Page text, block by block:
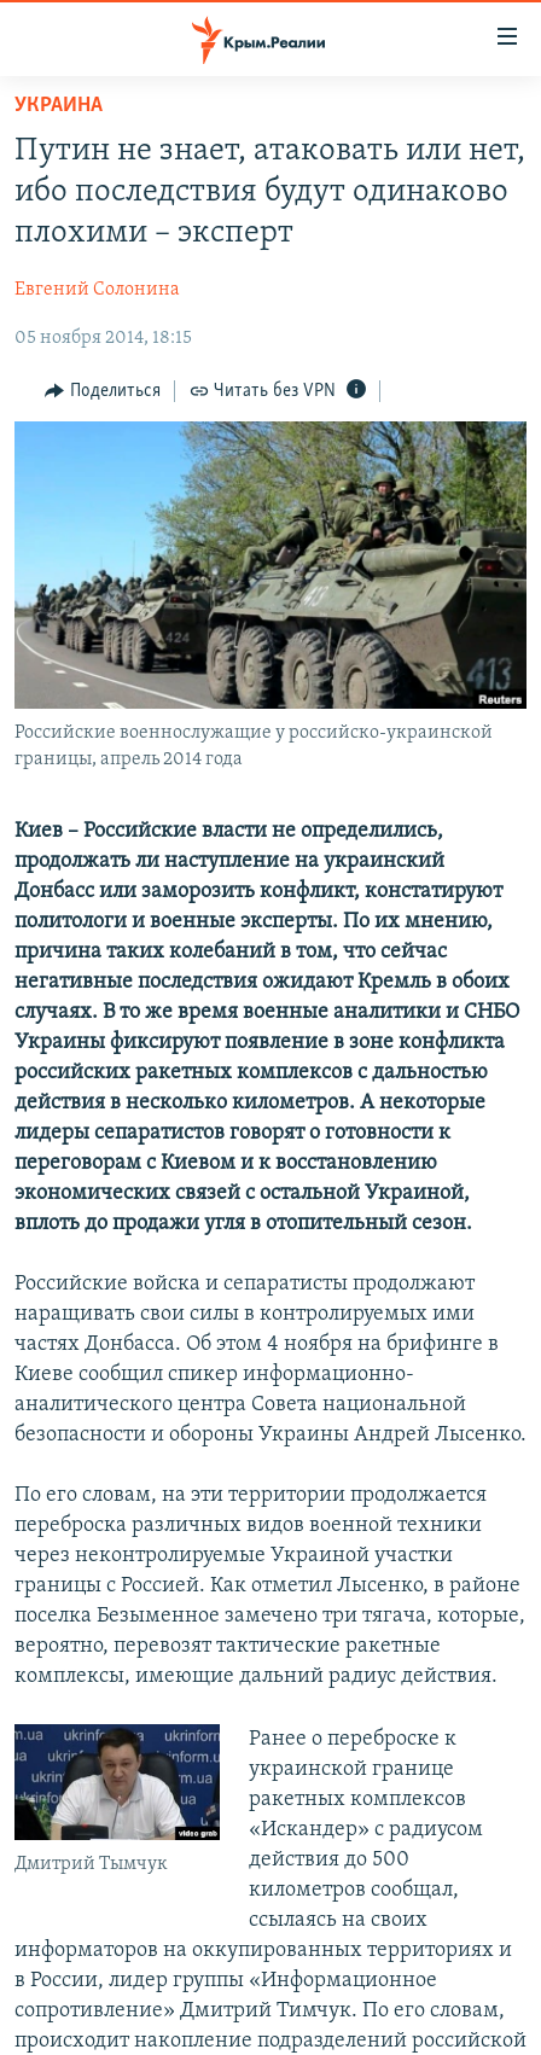
Вернуться
основному
содержанию
главной
Вернутся
поиску
СПЕЦПРОЕКТЫ
ЕЩЕ
ИНТЕРАКТИВ
ИНФОГРАФИКА
ТЕЛЕПРОЕКТ КРЫМ.РЕАЛИИ
СОВЕТЫ ПРАВОЗАЩИТНИКОВ
ПРОПАВШИЕ БЕЗ ВЕСТИ
ПОБЕДИТЕЛЕЙ НЕ СУДЯТ?
КРЫМ.НЕПОКОРЕННЫЙ
ELIFBE
УКРАИНСКАЯ ПРОБЛЕМА КРЫМА
РАДІО СВОБОДА
КАК ОБОЙТИ БЛОКИРОВКУ
ПРИСОЕДИНЯЙТЕСЬ!
Все сайты RFE/RL
УКРАИНА
Путин не знает, атаковать или нет,
ибо последствия будут одинаково
плохими – эксперт
Евгений Солонина
05 ноября 2014, 18:15
Поделиться Читать без VPN
Российские военнослужащие у российско-украинской
границы, апрель 2014 года
Киев – Российские власти не определились,
продолжать ли наступление на украинский
Донбасс или заморозить конфликт, констатируют
политологи и военные эксперты. По их мнению,
причина таких колебаний в том, что сейчас
негативные последствия ожидают Кремль в обоих
случаях. В то же время военные аналитики и СНБО
Украины фиксируют появление в зоне конфликта
российских ракетных комплексов с дальностью
действия в несколько километров. А некоторые
лидеры сепаратистов говорят о готовности к
переговорам с Киевом и к восстановлению
экономических связей с остальной Украиной,
вплоть до продажи угля в отопительный сезон.
Российские войска и сепаратисты продолжают
наращивать свои силы в контролируемых ими
частях Донбасса. Об этом 4 ноября на брифинге в
Киеве сообщил спикер информационно-
аналитического центра Совета национальной
безопасности и обороны Украины Андрей Лысенко.
По его словам, на эти территории продолжается
переброска различных видов военной техники
через неконтролируемые Украиной участки
границы с Россией. Как отметил Лысенко, в районе
поселка Безыменное замечено три тягача, которые,
вероятно, перевозят тактические ракетные
комплексы, имеющие дальний радиус действия.
Дмитрий Тымчук
Ранее о переброске к
украинской границе
ракетных комплексов
«Искандер» с радиусом
действия до 500
километров сообщал,
ссылаясь на своих
информаторов на оккупированных территориях и
в России, лидер группы «Информационное
сопротивление» Дмитрий Тимчук. По его словам,
происходит накопление подразделений российской